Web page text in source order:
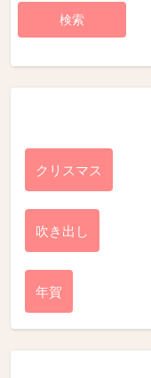
クリスマス
吹き出し
年賀